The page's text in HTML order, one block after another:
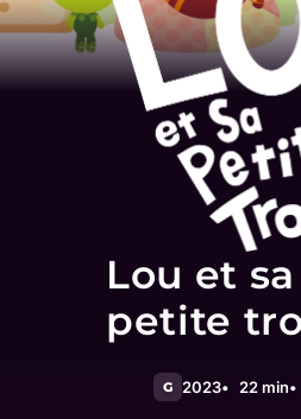
Lou et sa
petite
G 2023 22 min